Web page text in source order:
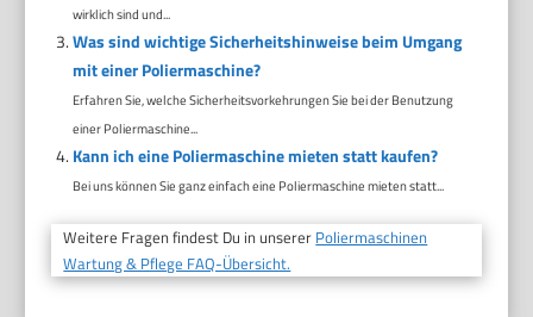
wirklich sind und...
Was sind wichtige Sicherheitshinweise beim Umgang
mit einer Poliermaschine?
Erfahren Sie, welche Sicherheitsvorkehrungen Sie bei der Benutzung
einer Poliermaschine...
Kann ich eine Poliermaschine mieten statt kaufen?
Bei uns können Sie ganz einfach eine Poliermaschine mieten statt...
Weitere Fragen findest Du in unserer Poliermaschinen
Wartung & Pflege FAQ-Übersicht.